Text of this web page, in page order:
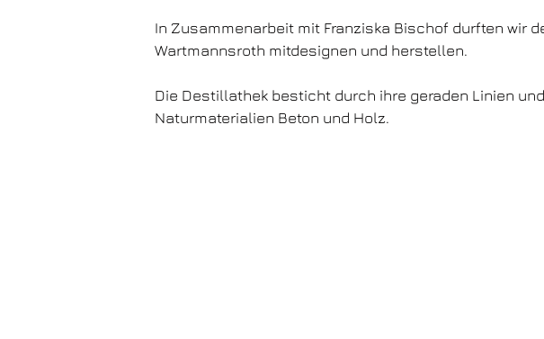
In Zusammenarbeit mit Franziska Bischof durften wir
Wartmannsroth mitdesignen und herstellen.
Die Destillathek besticht durch ihre geraden Linien
Naturmaterialien Beton und Holz.